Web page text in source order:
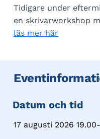
Tidigare under
en skrivarworkshop
läs mer här
Datum och tid
17 augusti 2026